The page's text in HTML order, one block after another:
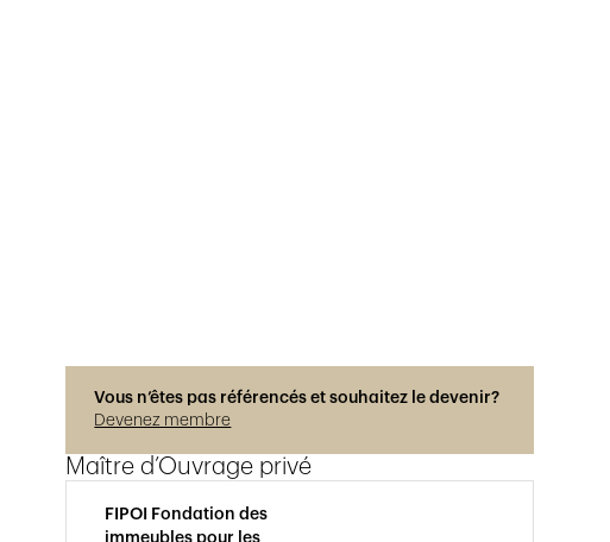
Vous n’êtes pas référencés et souhaitez le devenir?
Devenez membre
Maître d’Ouvrage privé
FIPOI Fondation des
immeubles pour les